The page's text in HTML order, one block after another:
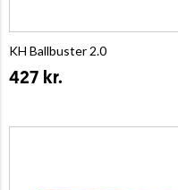
KH Ballbuster 2.0
427 kr.